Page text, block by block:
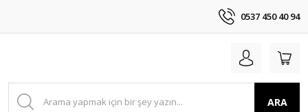
0537 450 40 94
ARA